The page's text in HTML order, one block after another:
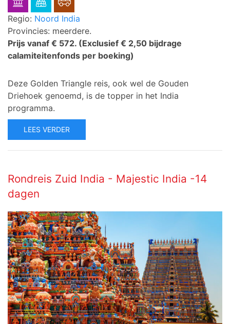
Regio: Noord India
Provincies: meerdere.
Prijs vanaf € 572. (Exclusief € 2,50 bijdrage
calamiteitenfonds per boeking)
Deze Golden Triangle reis, ook wel de Gouden
Driehoek genoemd, is de topper in het India
programma.
LEES VERDER
Rondreis Zuid India - Majestic India -14
dagen